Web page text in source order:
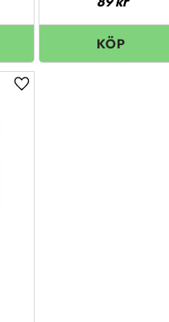
Lägg till i favoriter